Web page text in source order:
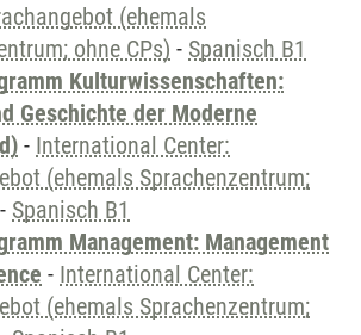
(ehemals
ohne CPs) - Spanisch B1
Kulturwissenschaften:
Geschichte der Moderne
- International Center:
(ehemals Sprachenzentrum;
- Spanisch B1
Management: Management
- International Center:
(ehemals Sprachenzentrum;